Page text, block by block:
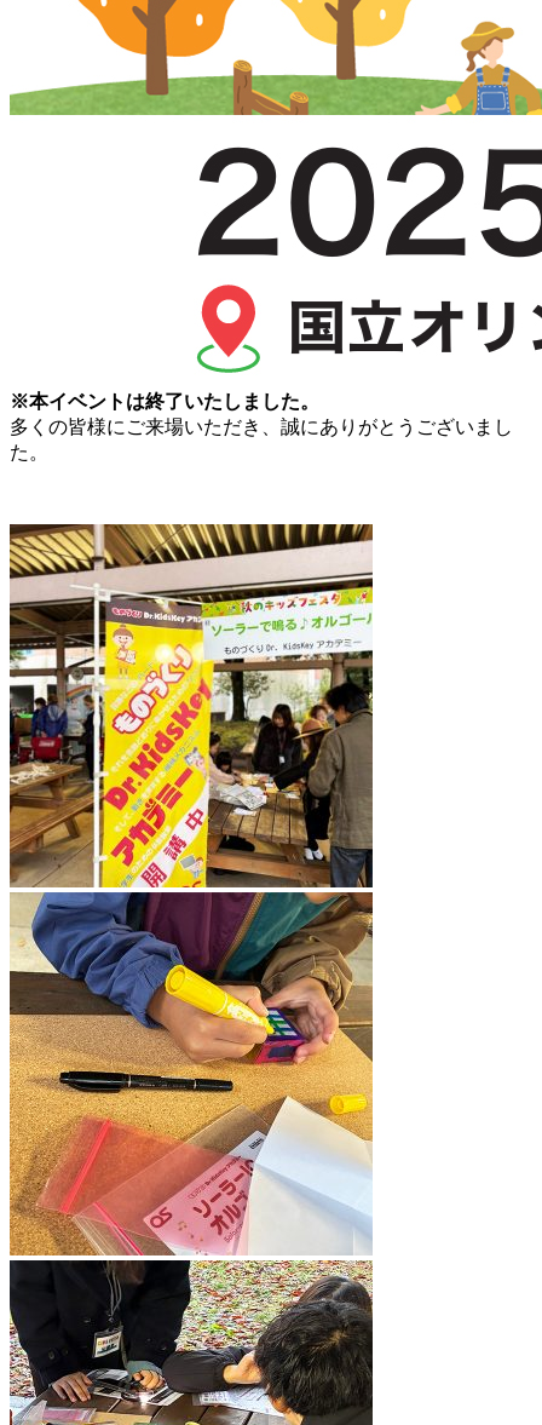
※本イベントは終了いたしました。
多くの皆様にご来場いただき、誠にありがとうございまし
た。